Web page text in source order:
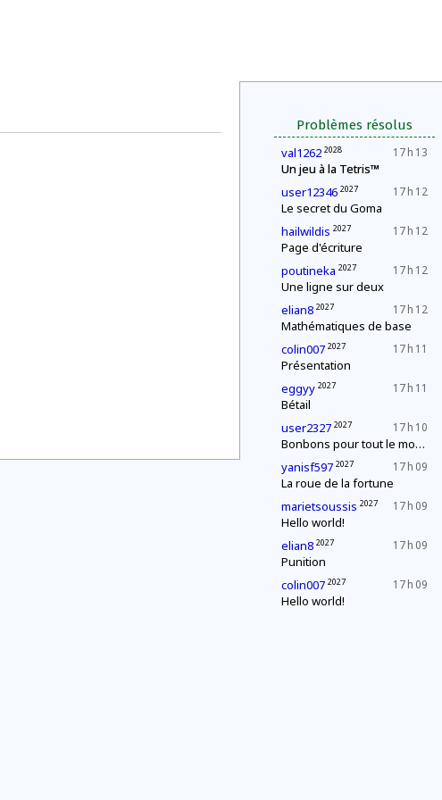
Problèmes résolus
17 h 13
val1262 2028
Un jeu à la Tetris™
17 h 12
user12346 2027
Le secret du Goma
17 h 12
hailwildis 2027
Page d'écriture
17 h 12
poutineka 2027
Une ligne sur deux
17 h 12
elian8 2027
Mathématiques de base
17 h 11
colin007 2027
Présentation
17 h 11
eggyy 2027
Bétail
17 h 10
user2327 2027
Bonbons pour tout le monde !
17 h 09
yanisf597 2027
La roue de la fortune
17 h 09
marietsoussis 2027
Hello world!
17 h 09
elian8 2027
Punition
17 h 09
colin007 2027
Hello world!